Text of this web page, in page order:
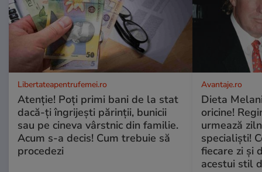
Libertateapentrufemei.ro
Atenție! Poți primi bani de la stat
dacă-ți îngrijești părinții, bunicii
sau pe cineva vârstnic din familie.
Acum s-a decis! Cum trebuie să
procedezi
Avantaje.ro
Dieta
oricine!
urmează
specialiști!
fiecare zi și
acestui stil